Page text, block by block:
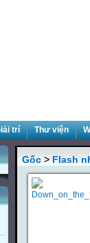
trí Thư viện
Gốc > Flash